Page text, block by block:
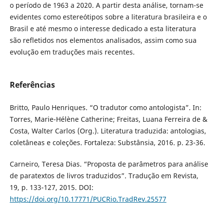
o período de 1963 a 2020. A partir desta análise, tornam-se
evidentes como estereótipos sobre a literatura brasileira e o
Brasil e até mesmo o interesse dedicado a esta literatura
são refletidos nos elementos analisados, assim como sua
evolução em traduções mais recentes.
Referências
Britto, Paulo Henriques. “O tradutor como antologista”. In:
Torres, Marie-Hélène Catherine; Freitas, Luana Ferreira de &
Costa, Walter Carlos (Org.). Literatura traduzida: antologias,
coletâneas e coleções. Fortaleza: Substânsia, 2016. p. 23-36.
Carneiro, Teresa Dias. “Proposta de parâmetros para análise
de paratextos de livros traduzidos”. Tradução em Revista,
19, p. 133-127, 2015. DOI:
https://doi.org/10.17771/PUCRio.TradRev.25577